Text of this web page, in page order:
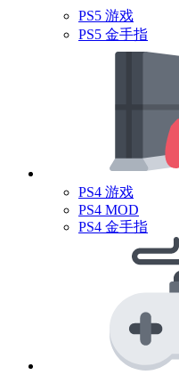
PS5 游戏
PS5 金手指
PS4 游戏
PS4 MOD
PS4 金手指